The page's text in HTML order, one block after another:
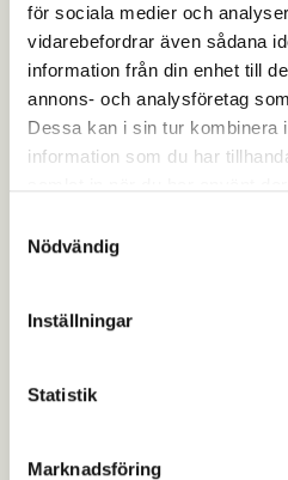
för sociala medier och
vidarebefordrar även sådana
information från din enhet till
annons- och analysföretag
Dessa kan i sin tur kombinera
information som du har
Nödvändig
Inställningar
Statistik
Marknadsföring